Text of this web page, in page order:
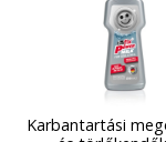
megoldások
törlőkendők
Karbantartási